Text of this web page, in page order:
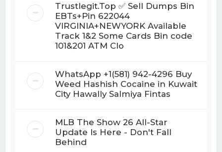
Trustlegit.Top ✅ Sell Dumps Bin
EBTs+Pin 622044
VIRGINIA+NEWYORK Available
Track 1&2 Some Cards Bin code
101&201 ATM Clo
WhatsApp +1(581) 942-4296 Buy
Weed Hashish Cocaine in Kuwait
City Hawally Salmiya Fintas
MLB The Show 26 All-Star
Update Is Here - Don't Fall
Behind